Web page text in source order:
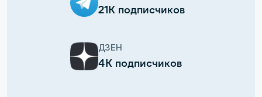
21К подписчиков
ДЗЕН
4К подписчиков